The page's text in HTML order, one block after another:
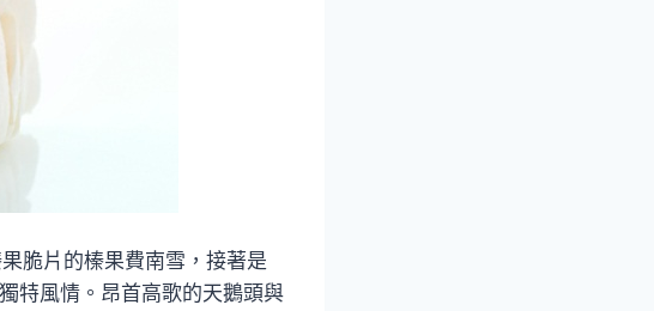
脆片的榛果費南雪，接著是
特風情。昂首高歌的天鵝頭與